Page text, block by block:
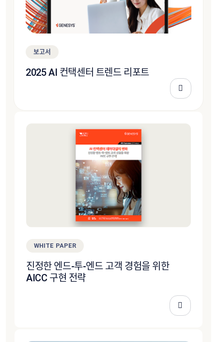
보고서
2025 AI 컨택센터 트렌드 리포트
WHITE PAPER
진정한 엔드-투-엔드 고객 경험을 위한
AICC 구현 전략